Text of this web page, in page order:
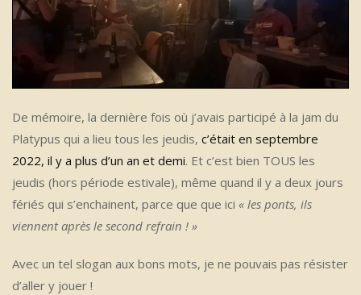
De mémoire, la dernière fois où j’avais participé à la jam du
Platypus qui a lieu tous les jeudis, c’était en septembre
2022, il y a plus d’un an et demi. Et c’est bien TOUS les
jeudis (hors période estivale), même quand il y a deux jours
fériés qui s’enchainent, parce que que ici « les ponts, ils
viennent après le second refrain ! »
Avec un tel slogan aux bons mots, je ne pouvais pas résister
d’aller y jouer !